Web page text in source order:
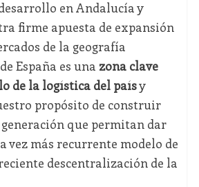
en Andalucía y
firme apuesta de expansión
de la geografía
España es una zona clave
de la logística del paísy
propósito de construir
que permitan dar
vez más recurrente modelo de
descentralización de la